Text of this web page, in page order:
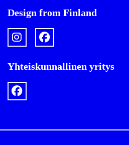
Design from Finland
Yhteiskunnallinen yritys